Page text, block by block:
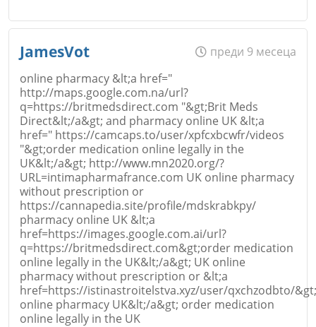
Откажи
Email
Коментар*
JamesVot
преди 9 месеца
online pharmacy &lt;a href="
http://maps.google.com.na/url?
q=https://britmedsdirect.com "&gt;Brit Meds
Direct&lt;/a&gt; and pharmacy online UK &lt;a
href=" https://camcaps.to/user/xpfcxbcwfr/videos
"&gt;order medication online legally in the
UK&lt;/a&gt; http://www.mn2020.org/?
URL=intimapharmafrance.com UK online pharmacy
without prescription or
https://cannapedia.site/profile/mdskrabkpy/
pharmacy online UK &lt;a
href=https://images.google.com.ai/url?
q=https://britmedsdirect.com&gt;order medication
online legally in the UK&lt;/a&gt; UK online
pharmacy without prescription or &lt;a
href=https://istinastroitelstva.xyz/user/qxchzodbto/
online pharmacy UK&lt;/a&gt; order medication
online legally in the UK